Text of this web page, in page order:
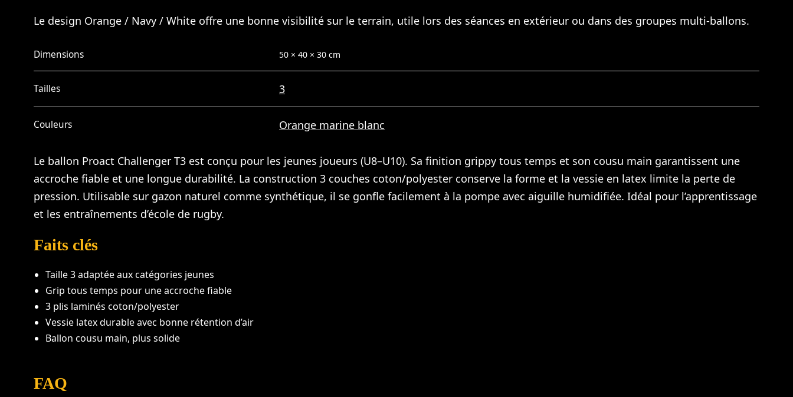
Le design Orange / Navy / White offre une bonne visibilité sur le terrain, utile lors des séances en extérieur ou dans des groupes multi-ballons.
Dimensions 50 × 40 × 30 cm
Tailles 3
Couleurs Orange marine blanc
Le ballon Proact Challenger T3 est conçu pour les jeunes joueurs (U8–U10). Sa finition grippy tous temps et son cousu main garantissent une
accroche fiable et une longue durabilité. La construction 3 couches coton/polyester conserve la forme et la vessie en latex limite la perte de
pression. Utilisable sur gazon naturel comme synthétique, il se gonfle facilement à la pompe avec aiguille humidifiée. Idéal pour l’apprentissage
et les entraînements d’école de rugby.
Faits clés
Taille 3 adaptée aux catégories jeunes
Grip tous temps pour une accroche fiable
3 plis laminés coton/polyester
Vessie latex durable avec bonne rétention d’air
Ballon cousu main, plus solide
FAQ